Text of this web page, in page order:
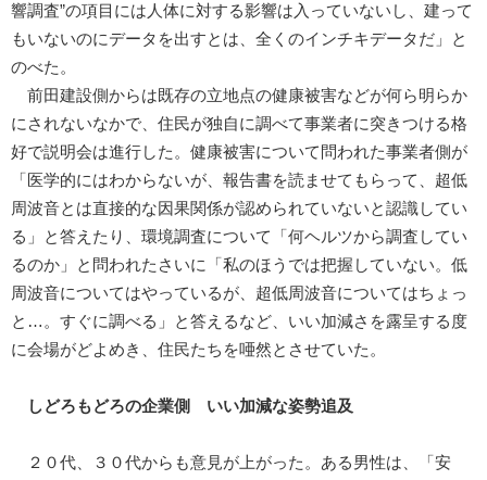
響調査”の項目には人体に対する影響は入っていないし、建って
もいないのにデータを出すとは、全くのインチキデータだ」と
のべた。
前田建設側からは既存の立地点の健康被害などが何ら明らか
にされないなかで、住民が独自に調べて事業者に突きつける格
好で説明会は進行した。健康被害について問われた事業者側が
「医学的にはわからないが、報告書を読ませてもらって、超低
周波音とは直接的な因果関係が認められていないと認識してい
る」と答えたり、環境調査について「何ヘルツから調査してい
るのか」と問われたさいに「私のほうでは把握していない。低
周波音についてはやっているが、超低周波音についてはちょっ
と…。すぐに調べる」と答えるなど、いい加減さを露呈する度
に会場がどよめき、住民たちを唖然とさせていた。
しどろもどろの企業側 いい加減な姿勢追及
２０代、３０代からも意見が上がった。ある男性は、「安